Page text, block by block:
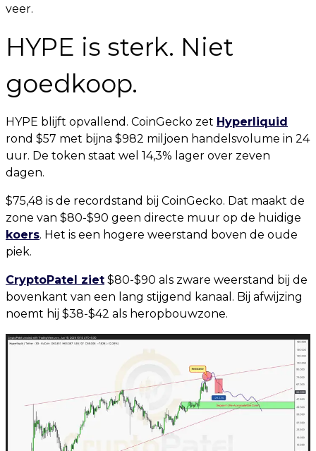
veer.
HYPE is sterk. Niet
goedkoop.
HYPE blijft opvallend. CoinGecko zet Hyperliquid
rond $57 met bijna $982 miljoen handelsvolume in 24
uur. De token staat wel 14,3% lager over zeven
dagen.
$75,48 is de recordstand bij CoinGecko. Dat maakt de
zone van $80-$90 geen directe muur op de huidige
koers. Het is een hogere weerstand boven de oude
piek.
CryptoPatel ziet $80-$90 als zware weerstand bij de
bovenkant van een lang stijgend kanaal. Bij afwijzing
noemt hij $38-$42 als heropbouwzone.